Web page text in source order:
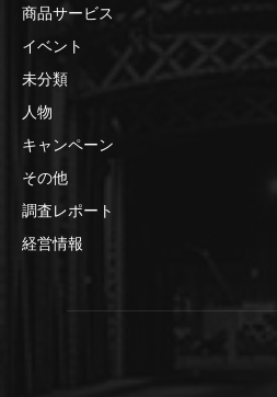
商品サービス
イベント
未分類
人物
キャンペーン
その他
調査レポート
経営情報